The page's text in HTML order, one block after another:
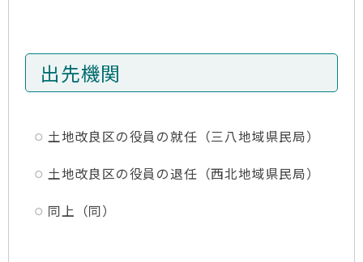
出先機関
土地改良区の役員の就任（三八地域県民局）
土地改良区の役員の退任（西北地域県民局）
同上（同）